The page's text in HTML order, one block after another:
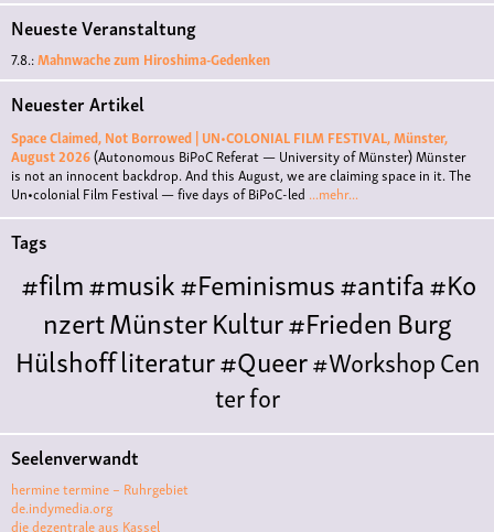
Neueste Veranstaltung
7.8.:Mahnwache zum Hiroshima-Gedenken
Neuester Artikel
Space Claimed, Not Borrowed | UN•COLONIAL FILM FESTIVAL, Münster,
August 2026(Autonomous BiPoC Referat — University of Münster)Münster
is not an innocent backdrop. And this August, we are claiming space in it. The
Un•colonial Film Festival — five days of BiPoC-led ...mehr...
Tags
#film#musik#Feminismus#antifa#Ko
nzertMünsterKultur#FriedenBurg
Hülshoffliteratur#Queer#WorkshopCen
ter for
LiteraturePolyamoriePolytreff#liveEthische
MonogamiePolyamorietreff
Seelenverwandt
hermine termine – Ruhrgebiet
de.indymedia.org
die dezentrale aus Kassel